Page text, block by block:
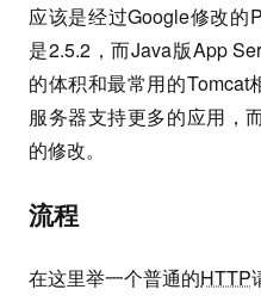
应该是经过Google修改的
是2.5.2，而Java版App
的体积和最常用的Tomcat
服务器支持更多的应用，
的修改。
流程
在这里举一个普通的HTTP